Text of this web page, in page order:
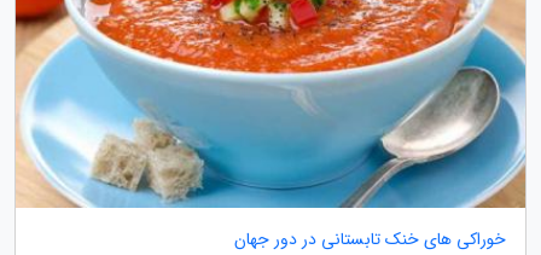
خوراکی های خنک تابستانی در دور جهان